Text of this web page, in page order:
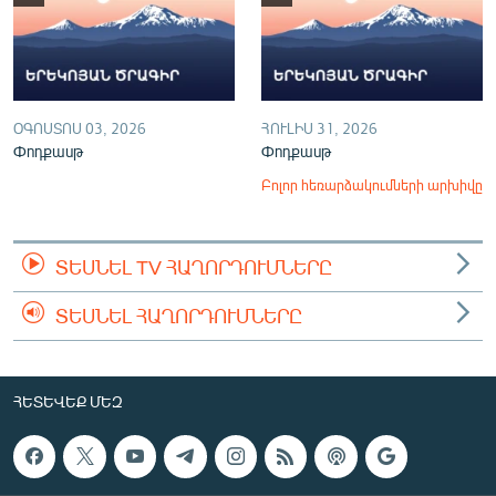
ՕԳՈՍՏՈՍ 03, 2026
Փոդքասթ
ՀՈՒԼԻՍ 31, 2026
Փոդքասթ
Բոլոր հեռարձակումների արխիվը
ՏԵՍՆԵԼ TV ՀԱՂՈՐԴՈՒՄՆԵՐԸ
ՏԵՍՆԵԼ ՀԱՂՈՐԴՈՒՄՆԵՐԸ
ՀԵՏԵՎԵՔ ՄԵԶ